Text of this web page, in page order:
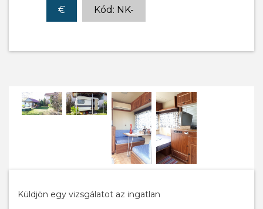
€ Kód: NK-
Küldjön egy vizsgálatot az ingatlan